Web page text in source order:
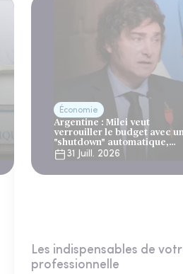
Économie
Argentine : Milei veut
verrouiller le budget avec
"shutdown" automatique,
sous le regard bienveillant
du FMI
31 Juill. 2026
Les indispensables de
professionnelle